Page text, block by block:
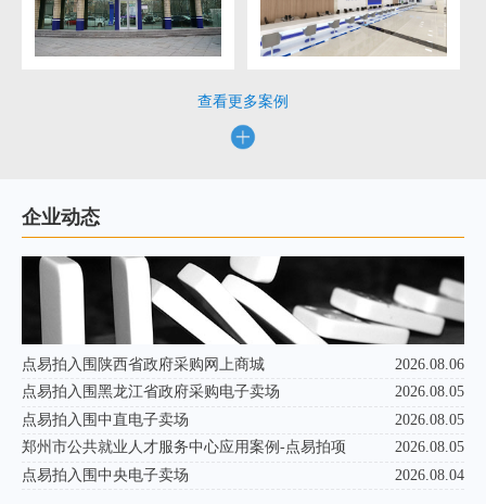
查看更多案例
企业动态
点易拍入围陕西省政府采购网上商城
2026.08.06
点易拍入围黑龙江省政府采购电子卖场
2026.08.05
点易拍入围中直电子卖场
2026.08.05
郑州市公共就业人才服务中心应用案例-点易拍项
2026.08.05
点易拍入围中央电子卖场
2026.08.04